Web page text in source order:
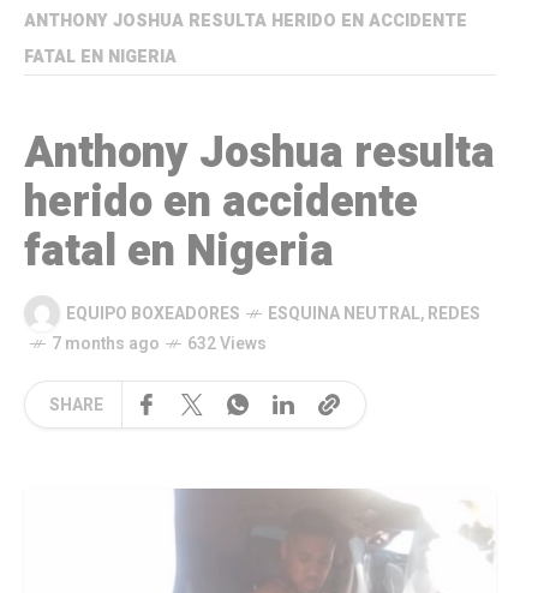
ANTHONY JOSHUA RESULTA HERIDO EN ACCIDENTE
FATAL EN NIGERIA
Anthony Joshua resulta
herido en accidente
fatal en Nigeria
EQUIPO BOXEADORES ESQUINA NEUTRAL,REDES
7 months ago
632 Views
SHARE